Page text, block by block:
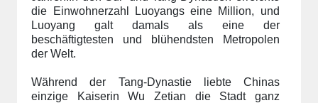
die Einwohnerzahl Luoyangs eine Million, und
Luoyang galt damals als eine der
beschäftigtesten und blühendsten Metropolen
der Welt.
Während der Tang-Dynastie liebte Chinas
einzige Kaiserin Wu Zetian die Stadt ganz